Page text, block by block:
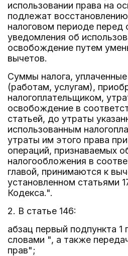
использовании права на
подлежат
налоговом периоде перед
уведомления об
освобождение путем
вычетов.
Суммы налога,
(работам, услугам),
налогоплательщиком,
освобождение в
статьей, до утраты
использованным
утраты им этого права
операций, признаваемых
налогообложения в
главой, принимаются к
установленном статьями
Кодекса.".
2. В статье 146:
абзац первый подпункта 1
словами ", а также
прав";